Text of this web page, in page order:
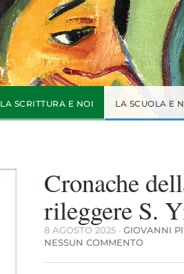
LA SCRITTURA E NOI LA SCUOLA E
Cronache
rileggere S.
8 AGOSTO 2025 · GIOVANNI
NESSUN COMMENTOSU
DELLA